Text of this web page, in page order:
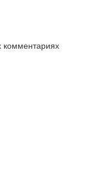
комментариях